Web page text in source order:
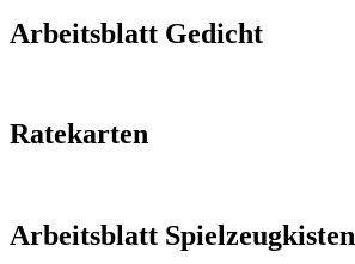
Arbeitsblatt Gedicht
Ratekarten
Arbeitsblatt Spielzeugkisten